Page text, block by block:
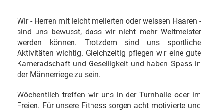
Wir - Herren mit leicht melierten oder weissen Haaren -
sind uns bewusst, dass wir nicht mehr Weltmeister
werden können. Trotzdem sind uns sportliche
Aktivitäten wichtig. Gleichzeitig pflegen wir eine gute
Kameradschaft und Geselligkeit und haben Spass in
der Männerriege zu sein.
Wöchentlich treffen wir uns in der Turnhalle oder im
Freien. Für unsere Fitness sorgen acht motivierte und